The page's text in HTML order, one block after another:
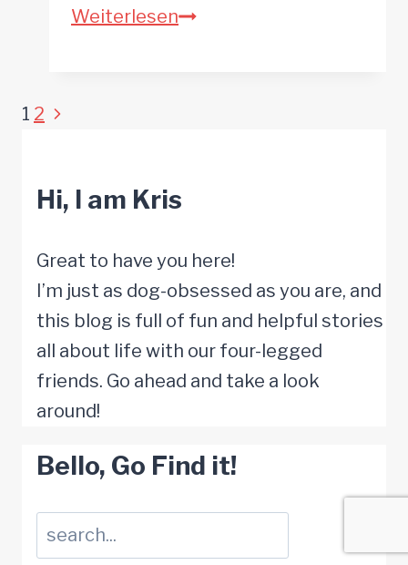
WeiterlesenDemodex
behandeln,
Seitennavigation
1 2 Nächste
Hi, I am Kris
Great to have you here!
I’m just as dog-obsessed as you are, and
this blog is full of fun and helpful stories
all about life with our four-legged
friends. Go ahead and take a look
around!
Bello, Go Find it!
Suchen